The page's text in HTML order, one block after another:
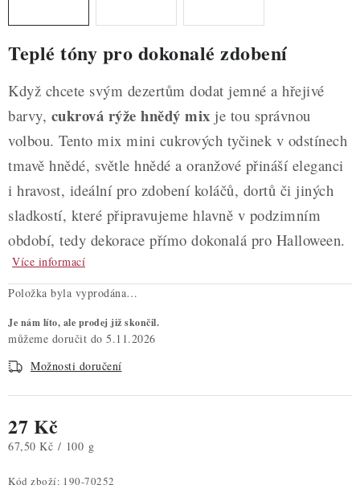
Nepřevzetí zásilky na dobírku
Obchodní podmínky
Hodnocení obchodu
Blog
Moje objednávka
Podmínky ochrany osobních údajů
Teplé tóny pro dokonalé zdobení
Když chcete svým dezertům dodat jemné a hřejivé
barvy, cukrová rýže hnědý mix je tou správnou
volbou. Tento mix mini cukrových tyčinek v odstínech
tmavě hnědé, světle hnědé a oranžové přináší eleganci
i hravost, ideální pro zdobení koláčů, dortů či jiných
sladkostí, které připravujeme hlavně v podzimním
období, tedy dekorace přímo dokonalá pro Halloween.
Více informací
Položka byla vyprodána…
Je nám líto, ale prodej již skončil.
5.11.2026
Možnosti doručení
27 Kč
Měrná cena:
67,50 Kč / 100 g
Kód zboží: 190-70252